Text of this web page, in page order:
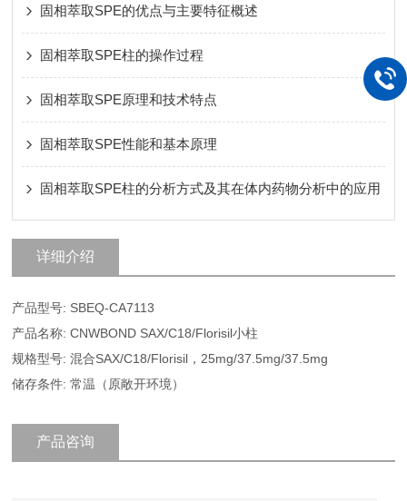
固相萃取SPE的优点与主要特征概述
固相萃取SPE柱的操作过程
固相萃取SPE原理和技术特点
固相萃取SPE性能和基本原理
固相萃取SPE柱的分析方式及其在体内药物分析中的应用
详细介绍
产品型号: SBEQ-CA7113
产品名称: CNWBOND SAX/C18/Florisil小柱
规格型号: 混合SAX/C18/Florisil，25mg/37.5mg/37.5mg
储存条件: 常温（原敞开环境）
产品咨询